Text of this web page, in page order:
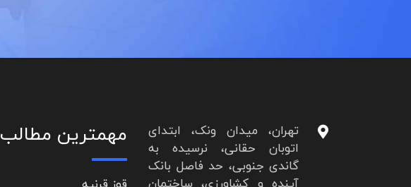
تهران، میدان ونک، ابتدای
اتوبان حقانی، نرسیده به
گاندی جنوبی، حد فاصل بانک
مهمترین مطالب